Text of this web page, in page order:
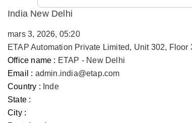
India New Delhi
mars 3, 2026, 05:20
ETAP Automation Private Limited, Unit 302,
Office name : ETAP - New Delhi
Email : admin.india@etap.com
Country : Inde
State :
City :